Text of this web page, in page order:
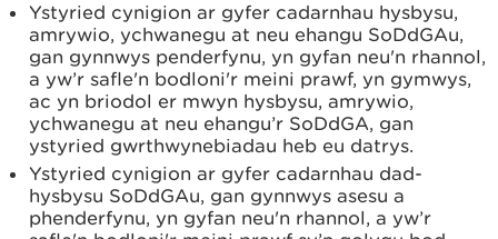
Ystyried cynigion ar gyfer cadarnhau hysbysu,
amrywio, ychwanegu at neu ehangu SoDdGAu,
gan gynnwys penderfynu, yn gyfan neu'n rhannol,
a yw’r safle'n bodloni'r meini prawf, yn gymwys,
ac yn briodol er mwyn hysbysu, amrywio,
ychwanegu at neu ehangu’r SoDdGA, gan
ystyried gwrthwynebiadau heb eu datrys.
Ystyried cynigion ar gyfer cadarnhau dad-
hysbysu SoDdGAu, gan gynnwys asesu a
phenderfynu, yn gyfan neu'n rhannol, a yw’r